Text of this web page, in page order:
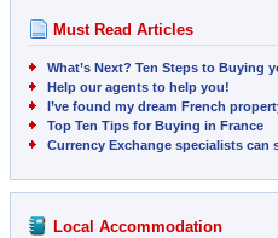
Must Read Articles
What’s Next? Ten Steps to Buying
Help our agents to help you!
I’ve found my dream French
Top Ten Tips for Buying in France
Currency Exchange specialists can
Local Accommodation